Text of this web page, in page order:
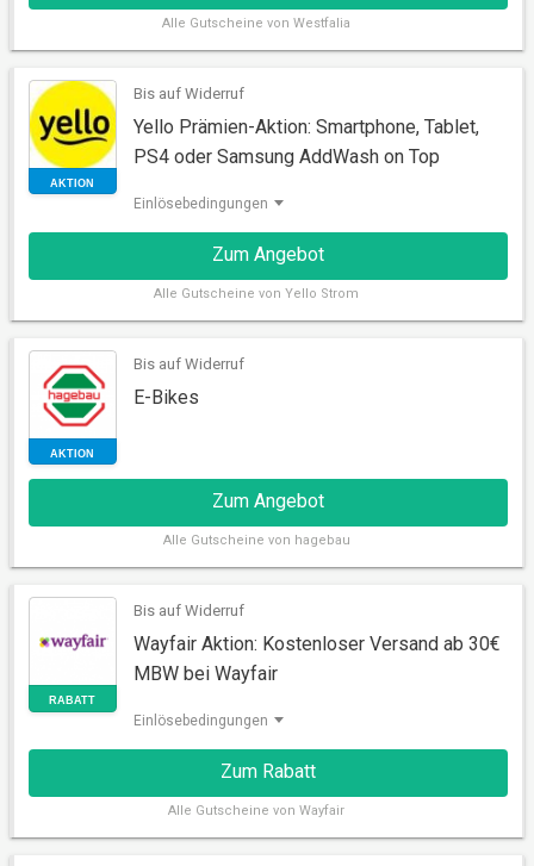
Alle Gutscheine von Westfalia
Bis auf Widerruf
Yello Prämien-Aktion: Smartphone, Tablet,
PS4 oder Samsung AddWash on Top
Einlösebedingungen
Zum Angebot
Alle Gutscheine von Yello Strom
AKTION
Bis auf Widerruf
E-Bikes
Zum Angebot
Alle Gutscheine von hagebau
Bis auf Widerruf
Wayfair Aktion: Kostenloser Versand ab 30€
MBW bei Wayfair
Einlösebedingungen
Zum Rabatt
Alle Gutscheine von Wayfair